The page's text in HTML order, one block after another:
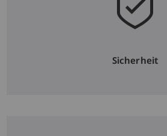
Sicherheit